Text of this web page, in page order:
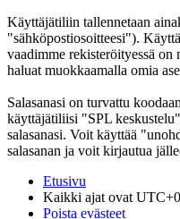
Käyttäjätiliin tallennetaan
"sähköpostiosoitteesi").
vaadimme rekisteröityessä
haluat muokkaamalla omia
Salasanasi on turvattu
käyttäjätiliisi "SPL
salasanasi. Voit käyttää
salasanan ja voit kirjautua
Etusivu
Kaikki ajat ovat
Poista evästeet